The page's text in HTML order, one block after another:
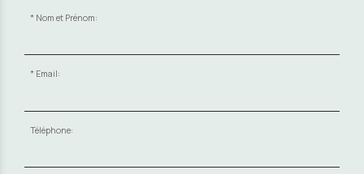
Nom et Prénom:
Email:
Téléphone: